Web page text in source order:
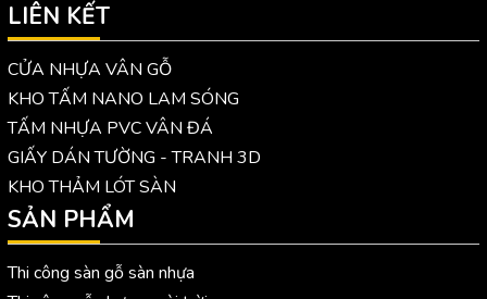
LIÊN KẾT
CỬA NHỰA VÂN GỖ
KHO TẤM NANO LAM SÓNG
TẤM NHỰA PVC VÂN ĐÁ
GIẤY DÁN TƯỜNG - TRANH 3D
KHO THẢM LÓT SÀN
SẢN PHẨM
Thi công sàn gỗ sàn nhựa